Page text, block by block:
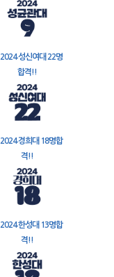
2024 성신여대 22명
합격!!
2024 경희대 18명합
격!!
2024 한성대 13명합
격!!